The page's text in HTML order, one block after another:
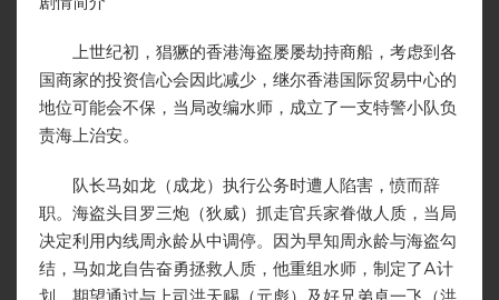
上世纪初，猖獗的香港海盗屡屡劫持商船，考虑到各
国商家的投资信心会因此减少，继尔香港国际贸易中心的
地位可能会不保，当局改编水师，成立了一支特警小队负
责海上治安。
队长马如龙（成龙）执行公务时遭人陷害，愤而辞
职。海盗头目罗三炮（狄威）抓走官兵家眷做人质，当局
决定利用内线周永龄从中调停。因为早知周永龄与海盗勾
结，马如龙自告奋勇拯救人质，他重组水师，制定了A计